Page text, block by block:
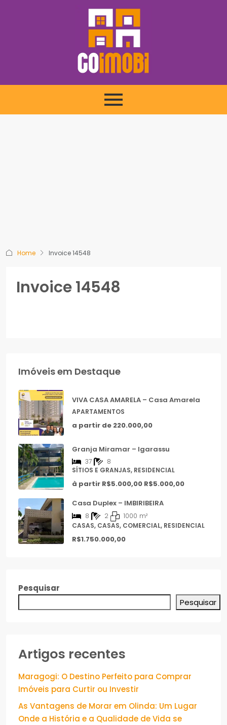
Home Invoice 14548
Invoice 14548
Imóveis em Destaque
VIVA CASA AMARELA – Casa Amarela
APARTAMENTOS
a partir de 220.000,00
Granja Miramar – Igarassu
37
8
SÍTIOS E GRANJAS, RESIDENCIAL
à partir R$5.000,00 R$5.000,00
Casa Duplex – IMBIRIBEIRA
8 2 1000 m²
CASAS, CASAS, COMERCIAL, RESIDENCIAL
R$1.750.000,00
Pesquisar
Pesquisar
Artigos recentes
Maragogi: O Destino Perfeito para Comprar
Imóveis para Curtir ou Investir
As Vantagens de Morar em Olinda: Um Lugar
Onde a História e a Qualidade de Vida se